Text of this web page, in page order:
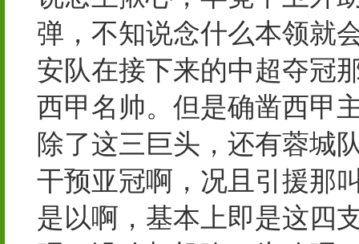
弹，不知说念什么本领就
安队在接下来的中超夺冠
西甲名帅。但是确凿西甲
除了这三巨头，还有蓉城
干预亚冠啊，况且引援那
是以啊，基本上即是这四